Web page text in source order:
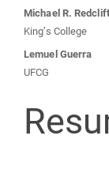
do
artigo
Michael R. Redclift
King’s College
Lemuel Guerra
UFCG